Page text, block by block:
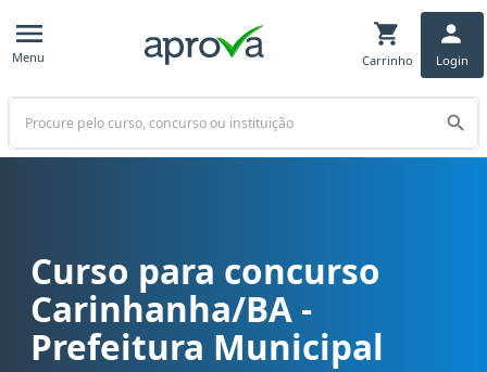
Menu Carrinho Login
Buscar
Curso para concurso Carinhanha/BA - Prefeitura Municipal cargo
Curso para concurso
Carinhanha/BA -
Prefeitura Municipal